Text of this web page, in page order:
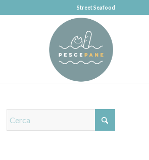
Street Seafood